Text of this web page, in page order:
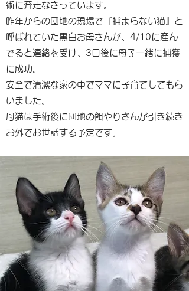
術に奔走なさっています。
昨年からの団地の現場で『捕まらない猫』と
呼ばれていた黒白お母さんが、4/10に産ん
でると連絡を受け、3日後に母子一緒に捕獲
に成功。
安全で清潔な家の中でママに子育てしてもら
いました。
母猫は手術後に団地の餌やりさんが引き続き
お外でお世話する予定です。